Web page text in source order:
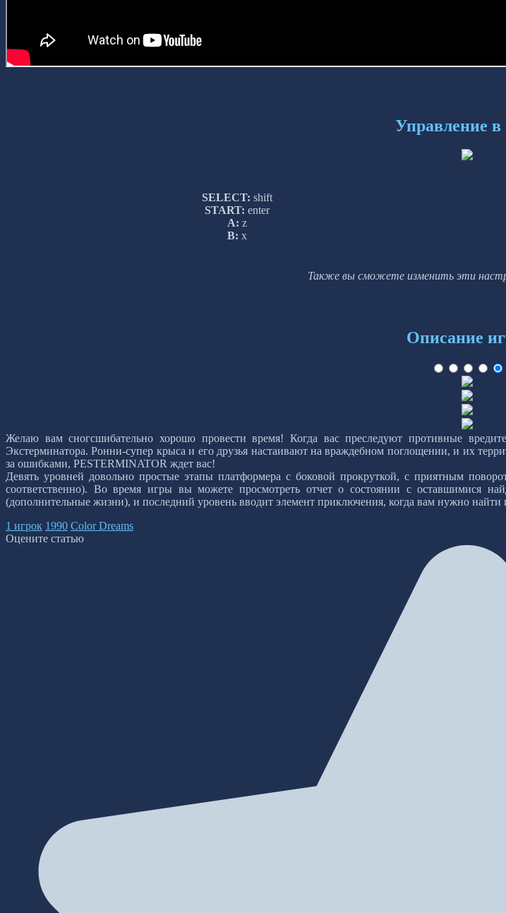
Управление в
SELECT: shift
START: enter
A: z
B: x
Также вы сможете изменить эти
Описание
Желаю вам сногсшибательно хорошо провести время! Когда вас преследуют противные
Экстерминатора. Ронни-супер крыса и его друзья настаивают на враждебном поглощении, и их
за ошибками, PESTERMINATOR ждет вас!
Девять уровней довольно простые этапы платформера с боковой прокруткой, с приятным
соответственно). Во время игры вы можете просмотреть отчет о состоянии с оставшимися
(дополнительные жизни), и последний уровень вводит элемент приключения, когда вам нужно найти
1 игрок 1990 Color Dreams
Оцените статью